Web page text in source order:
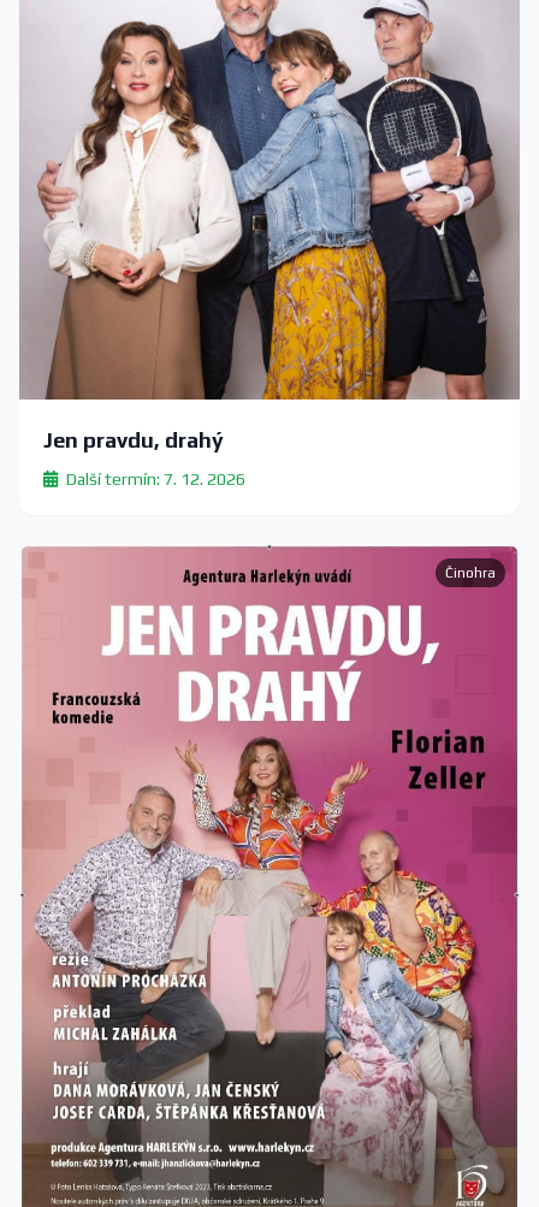
Jen pravdu, drahý
Další termín: 7. 12. 2026
Činohra